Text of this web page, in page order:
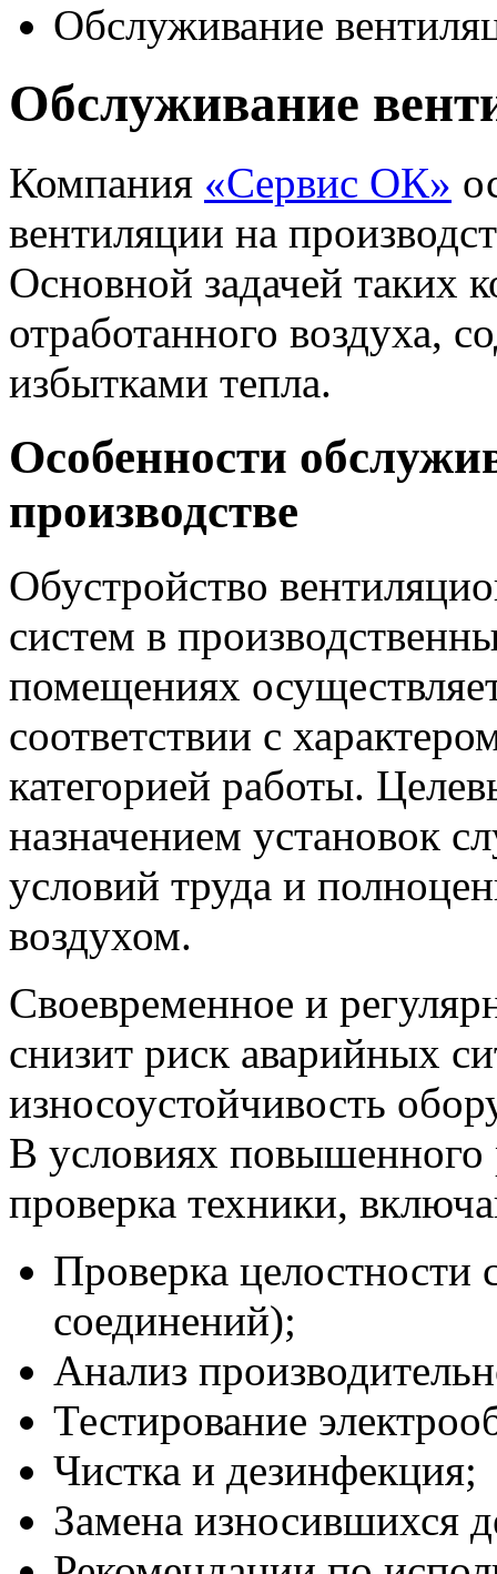
Обслуживание
Обслуживание
Компания «Сервис ОК»
вентиляции на
Основной задачей таких
отработанного воздуха,
избытками тепла.
Особенности
производстве
Обустройство
систем в
помещениях
соответствии с
категорией работы.
назначением установок
условий труда и
воздухом.
Своевременное и
снизит риск аварийных
износоустойчивость
В условиях повышенного
проверка техники,
Проверка целостности
соединений);
Анализ
Тестирование
Чистка и дезинфекция;
Замена износившихся